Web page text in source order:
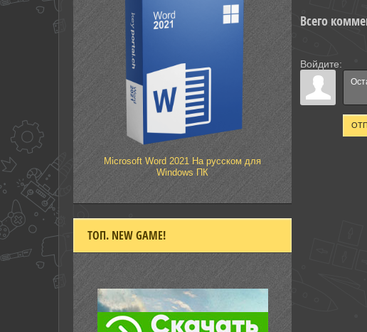
Всего
Войдите:
Microsoft Word 2021 На русском для
Windows ПК
ТОП. NEW GAME!